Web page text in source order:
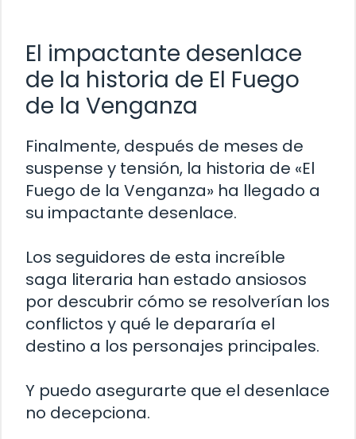
El impactante desenlace
de la historia de El Fuego
de la Venganza
Finalmente, después de meses de
suspense y tensión, la historia de «El
Fuego de la Venganza» ha llegado a
su impactante desenlace.
Los seguidores de esta increíble
saga literaria han estado ansiosos
por descubrir cómo se resolverían los
conflictos y qué le depararía el
destino a los personajes principales.
Y puedo asegurarte que el desenlace
no decepciona.